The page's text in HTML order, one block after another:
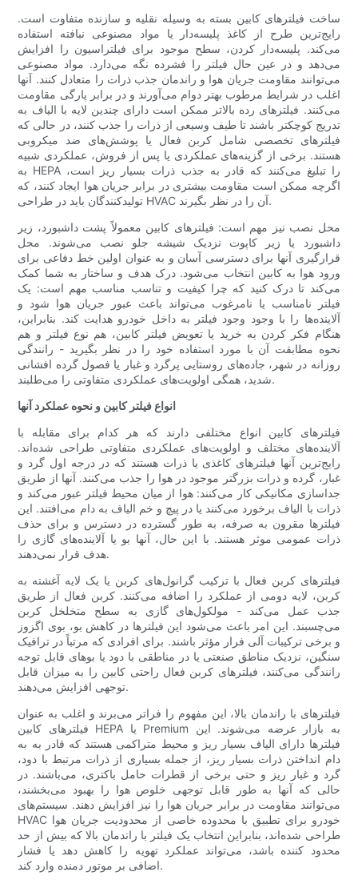
ساخت فیلترهای کابین بسته به وسیله نقلیه و سازنده متفاوت است.
رایج‌ترین طرح از کاغذ پلیسه‌دار یا مواد مصنوعی نبافته استفاده
می‌کند. پلیسه‌دار کردن، سطح موجود برای فیلتراسیون را افزایش
می‌دهد و در عین حال فیلتر را فشرده نگه می‌دارد. مواد مصنوعی
می‌توانند مقاومت جریان هوا و راندمان جذب ذرات را متعادل کنند. آنها
اغلب در شرایط مرطوب بهتر دوام می‌آورند و در برابر پارگی مقاومت
می‌کنند. فیلترهای رده بالاتر ممکن است دارای چندین لایه با الیاف به
تدریج کوچکتر باشند تا طیف وسیعی از ذرات را جذب کنند، در حالی که
فیلترهای تخصصی شامل کربن فعال یا پوشش‌های ضد میکروبی
هستند. برخی از گزینه‌های عملکردی یا پس از فروش، عملکردی شبیه
به HEPA را تبلیغ می‌کنند که قادر به جذب ذرات بسیار ریز است،
اگرچه ممکن است مقاومت بیشتری در برابر جریان هوا ایجاد کنند، که
تولیدکنندگان باید در طراحی HVAC آن را در نظر بگیرند.
محل نصب نیز مهم است: فیلترهای کابین معمولاً پشت داشبورد، زیر
داشبورد یا زیر کاپوت نزدیک شیشه جلو نصب می‌شوند. محل
قرارگیری آنها برای دسترسی آسان و به عنوان اولین خط دفاعی برای
ورود هوا به کابین انتخاب می‌شود. درک هدف و ساختار به شما کمک
می‌کند تا درک کنید که چرا کیفیت و تناسب مناسب مهم است: یک
فیلتر نامناسب یا نامرغوب می‌تواند باعث عبور جریان هوا شود و
آلاینده‌ها را با وجود وجود فیلتر به داخل خودرو هدایت کند. بنابراین،
هنگام فکر کردن به خرید یا تعویض فیلتر کابین، هم نوع فیلتر و هم
نحوه مطابقت آن با مورد استفاده خود را در نظر بگیرید - رانندگی
روزانه در شهر، جاده‌های روستایی پرگرد و غبار یا فصول گرده افشانی
شدید، همگی اولویت‌های عملکردی متفاوتی را می‌طلبند.
انواع فیلتر کابین و نحوه عملکرد آنها
فیلترهای کابین انواع مختلفی دارند که هر کدام برای مقابله با
آلاینده‌های مختلف و اولویت‌های عملکردی متفاوتی طراحی شده‌اند.
رایج‌ترین آنها فیلترهای کاغذی یا ذرات هستند که در درجه اول گرد و
غبار، گرده و ذرات بزرگتر موجود در هوا را جذب می‌کنند. آنها از طریق
جداسازی مکانیکی کار می‌کنند: هوا از میان محیط فیلتر عبور می‌کند و
ذرات با الیاف برخورد می‌کنند یا در پیچ و خم الیاف به دام می‌افتند. این
فیلترها مقرون به صرفه، به طور گسترده در دسترس و برای حذف
ذرات عمومی موثر هستند. با این حال، آنها بو یا آلاینده‌های گازی را
هدف قرار نمی‌دهند.
فیلترهای کربن فعال با ترکیب گرانول‌های کربن یا یک لایه آغشته به
کربن، لایه دومی از عملکرد را اضافه می‌کنند. کربن فعال از طریق
جذب عمل می‌کند - مولکول‌های گازی به سطح متخلخل کربن
می‌چسبند. این امر باعث می‌شود این فیلترها در کاهش بو، بوی اگزوز
و برخی ترکیبات آلی فرار مؤثر باشند. برای افرادی که مرتباً در ترافیک
سنگین، نزدیک مناطق صنعتی یا در مناطقی با دود یا بوهای قابل توجه
رانندگی می‌کنند، فیلترهای کربن فعال راحتی کابین را به میزان قابل
توجهی افزایش می‌دهند.
فیلترهای با راندمان بالا، این مفهوم را فراتر می‌برند و اغلب به عنوان
فیلترهای کابین HEPA یا Premium به بازار عرضه می‌شوند. این
فیلترها دارای الیاف بسیار ریز و محیط متراکمی هستند که قادر به به
دام انداختن ذرات بسیار ریز، از جمله بسیاری از ذرات مرتبط با دود،
گرد و غبار ریز و حتی برخی از قطرات حامل باکتری، می‌باشند. در
حالی که آنها به طور قابل توجهی خلوص هوا را بهبود می‌بخشند،
می‌توانند مقاومت در برابر جریان هوا را نیز افزایش دهند. سیستم‌های
HVAC خودرو برای تطبیق با محدوده خاصی از محدودیت جریان هوا
طراحی شده‌اند، بنابراین انتخاب یک فیلتر با راندمان بالا که بیش از حد
محدود کننده باشد، می‌تواند عملکرد تهویه را کاهش دهد یا فشار
اضافی بر موتور دمنده وارد کند.